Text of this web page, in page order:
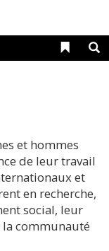
Liens
et hommes
de leur travail
et
en recherche,
social, leur
communauté